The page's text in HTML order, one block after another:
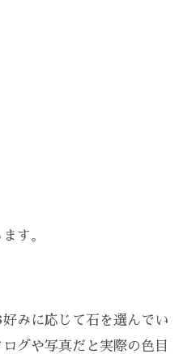
す。
みに応じて石を選んでい
グや写真だと実際の色目